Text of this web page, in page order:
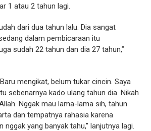
1 atau 2 tahun lagi.
dari dua tahun lalu. Dia sangat
dalam pembicaraan itu
sudah 22 tahun dan dia 27 tahun,”
mengikat, belum tukar cincin. Saya
sebenarnya kado ulang tahun dia. Nikah
Nggak mau lama-lama sih, tahun
dan tempatnya rahasia karena
nggak yang banyak tahu,” lanjutnya lagi.